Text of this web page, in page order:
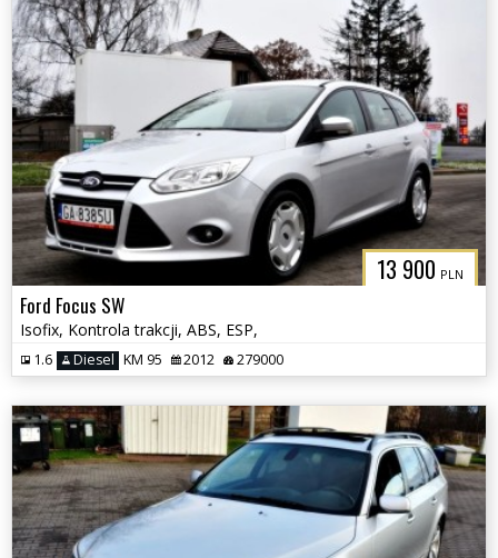
13 900 PLN
Ford Focus SW
Isofix, Kontrola trakcji, ABS, ESP,
1.6 Diesel KM 95 2012 279000